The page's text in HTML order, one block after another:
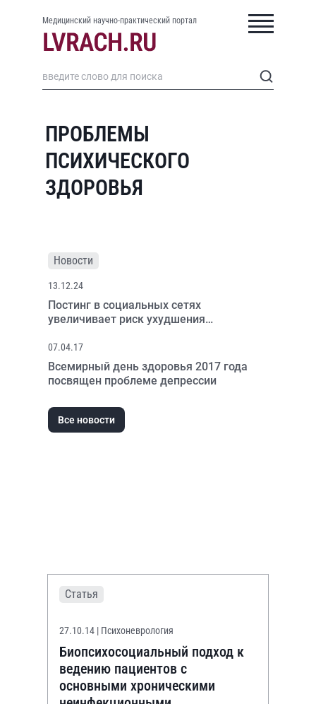
Медицинский научно-практический портал
ПРОБЛЕМЫ
ПСИХИЧЕСКОГО
ЗДОРОВЬЯ
Новости
13.12.24
Постинг в социальных сетях
увеличивает риск ухудшения
07.04.17
Всемирный день здоровья 2017 года
посвящен проблеме депрессии
Все новости
Статья
27.10.14 | Психоневрология
Биопсихосоциальный подход к
ведению пациентов с
основными хроническими